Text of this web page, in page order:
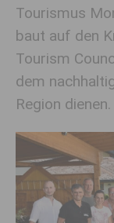
Tourismus
baut auf den
Tourism
dem
Region dienen.